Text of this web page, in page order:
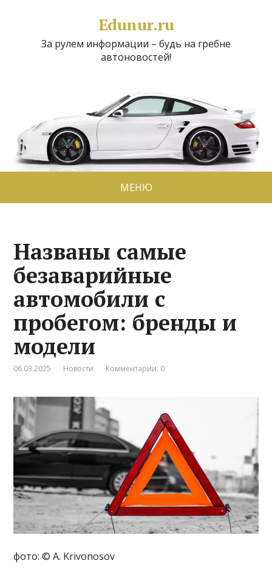
Edunur.ru
За рулем информации – будь на гребне
автоновостей!
МЕНЮ
Названы самые
безаварийные
автомобили с
пробегом: бренды и
модели
06.03.2025 Новости Комментарии: 0
фото: © A. Krivonosov